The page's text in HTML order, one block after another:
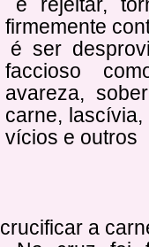
firmemente
é ser
faccioso
avareza,
carne,
vícios e outros
crucificar a